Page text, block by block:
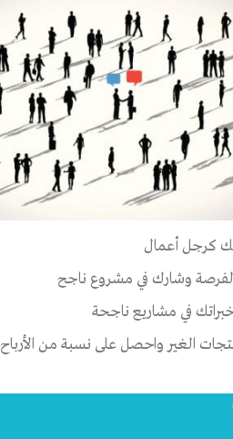
كرجل أعمال
وشارك في مشروع ناجح
في مشاريع ناجحة
الغير واحصل على نسبة من الأرباح